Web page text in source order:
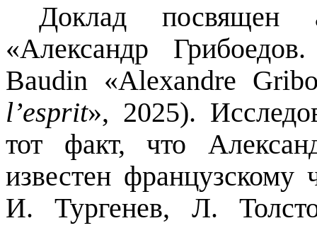
Доклад
«Александр
Baudin «Alexandre
l’esprit», 2025).
тот факт, что
известен
И. Тургенев, Л.